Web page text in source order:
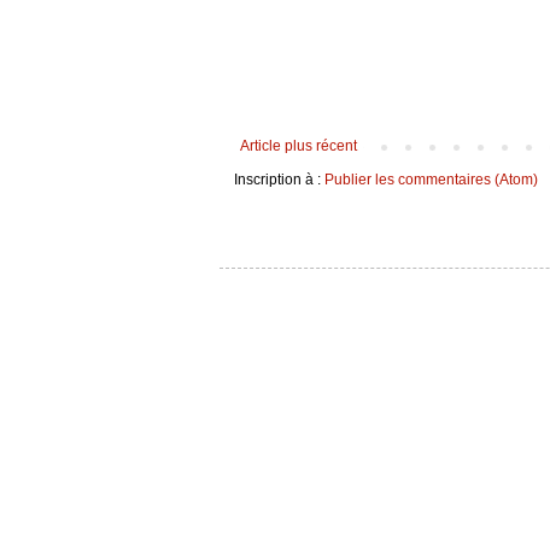
Article plus récent
Inscription à : Publier les commentaires (Atom)